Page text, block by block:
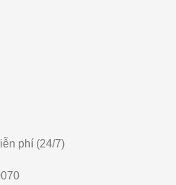
phí (24/7)